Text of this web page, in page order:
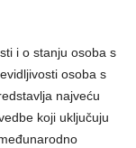
i o stanju osoba s
osoba s
najveću
koji uključuju